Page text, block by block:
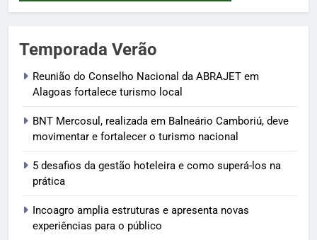
Temporada Verão
Reunião do Conselho Nacional da ABRAJET em
Alagoas fortalece turismo local
BNT Mercosul, realizada em Balneário Camboriú, deve
movimentar e fortalecer o turismo nacional
5 desafios da gestão hoteleira e como superá-los na
prática
Incoagro amplia estruturas e apresenta novas
experiências para o público